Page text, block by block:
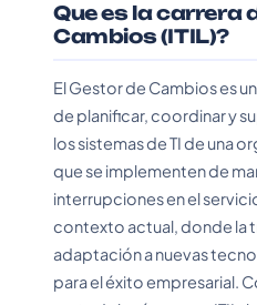
Que es la carrera
Cambios (ITIL)?
El Gestor de Cambios es
de planificar, coordinar y
los sistemas de TI de una
que se implementen de
interrupciones en el
contexto actual, donde la
adaptación a nuevas
para el éxito empresarial.